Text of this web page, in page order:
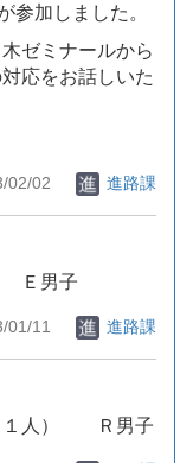
参加しました。
ゼミナールから
応をお話しいた
02/02 進路課
男子
01/11 進路課
１人） Ｒ男子